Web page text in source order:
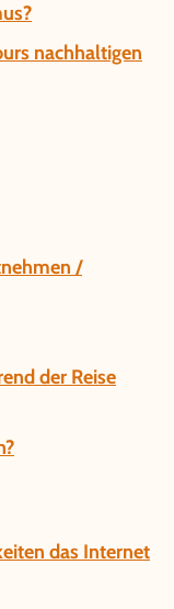
nachhaltigen
/
der Reise
das Internet